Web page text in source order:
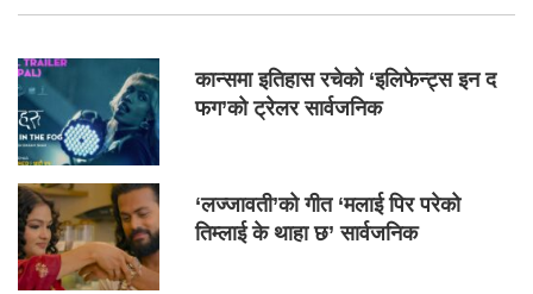
कान्समा इतिहास रचेको ‘इलिफेन्ट्स इन द
फग’को ट्रेलर सार्वजनिक
‘लज्जावती’को गीत ‘मलाई पिर परेको
तिम्लाई के थाहा छ’ सार्वजनिक